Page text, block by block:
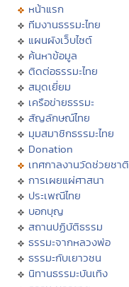
หน้าแรก
ทีมงานธรรมะไทย
แผนผังเว็บไซต์
ค้นหาข้อมูล
ติดต่อธรรมะไทย
สมุดเยี่ยม
เครือข่ายธรรมะ
สัญลักษณ์ไทย
มุมสมาชิกธรรมะไทย
Donation
เทศกาลงานวัดช่วยชาติ
การเผยแผ่ศาสนา
ประเพณีไทย
บอกบุญ
สถานปฏิบัติธรรม
ธรรมะจากหลวงพ่อ
ธรรมะกับเยาวชน
นิทานธรรมะบันเทิง